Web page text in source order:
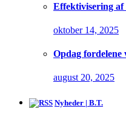
Effektivisering af
oktober 14, 2025
Opdag fordelene
august 20, 2025
Nyheder | B.T.